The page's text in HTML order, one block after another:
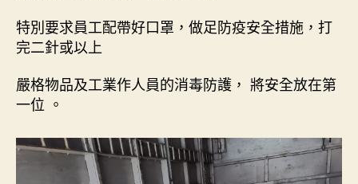
特別要求員工配帶好口罩，做足防疫安全措施，打
完二針或以上
嚴格物品及工業作人員的消毒防護， 將安全放在第
一位 。